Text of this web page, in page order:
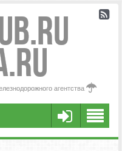
агентства